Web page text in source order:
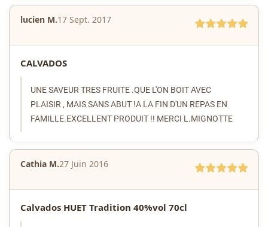
lucien M.17 Sept. 2017
CALVADOS
UNE SAVEUR TRES FRUITE .QUE L'ON BOIT AVEC
PLAISIR , MAIS SANS ABUT !A LA FIN D'UN REPAS EN
FAMILLE.EXCELLENT PRODUIT !! MERCI L.MIGNOTTE
Cathia M.27 Juin 2016
Calvados HUET Tradition 40%vol 70cl